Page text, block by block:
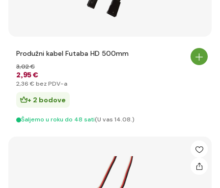
Produžni kabel Futaba HD 500mm
2,95 €
3,02 €
2,36 € bez PDV-a
+ 2 bodove
Šaljemo u roku do 48 sati(U vas 14.08.)